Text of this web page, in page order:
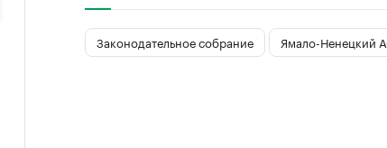
Законодательное собрание Ямало-Ненецкий